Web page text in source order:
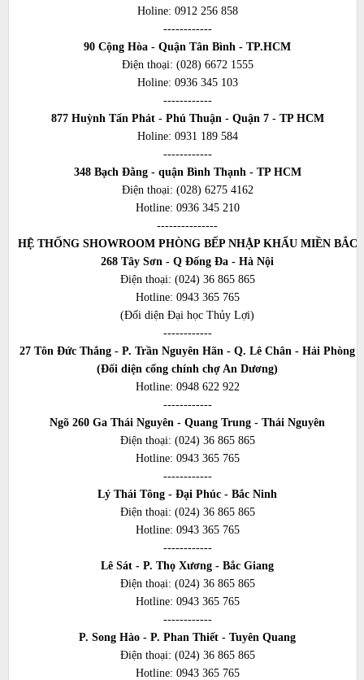
Holine: 0912 256 858
------------
90 Cộng Hòa - Quận Tân Bình - TP.HCM
Điện thoại: (028) 6672 1555
Holine: 0936 345 103
------------
877 Huỳnh Tấn Phát - Phú Thuận - Quận 7 - TP HCM
Holine: 0931 189 584
------------
348 Bạch Đằng - quận Bình Thạnh - TP HCM
Điện thoại: (028) 6275 4162
Hotline: 0936 345 210
---------------
HỆ THỐNG SHOWROOM PHÒNG BẾP NHẬP KHẨU MIỀN BẮC
268 Tây Sơn - Q Đống Đa - Hà Nội
Điện thoại: (024) 36 865 865
Hotline: 0943 365 765
(Đối diện Đại học Thủy Lợi)
------------
27 Tôn Đức Thắng - P. Trần Nguyên Hãn - Q. Lê Chân - Hải Phòng
(Đối diện cổng chính chợ An Dương)
Hotline: 0948 622 922
------------
Ngõ 260 Ga Thái Nguyên - Quang Trung - Thái Nguyên
Điện thoại: (024) 36 865 865
Hotline: 0943 365 765
------------
Lý Thái Tông - Đại Phúc - Bắc Ninh
Điện thoại: (024) 36 865 865
Hotline: 0943 365 765
------------
Lê Sát - P. Thọ Xương - Bắc Giang
Điện thoại: (024) 36 865 865
Hotline: 0943 365 765
------------
P. Song Hào - P. Phan Thiết - Tuyên Quang
Điện thoại: (024) 36 865 865
Hotline: 0943 365 765